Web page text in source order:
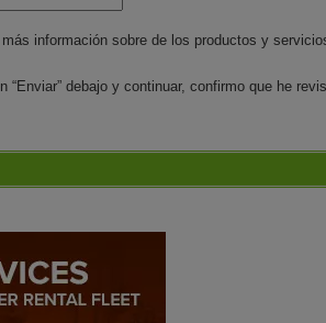
información sobre de los productos y
“Enviar” debajo y continuar, confirmo que he